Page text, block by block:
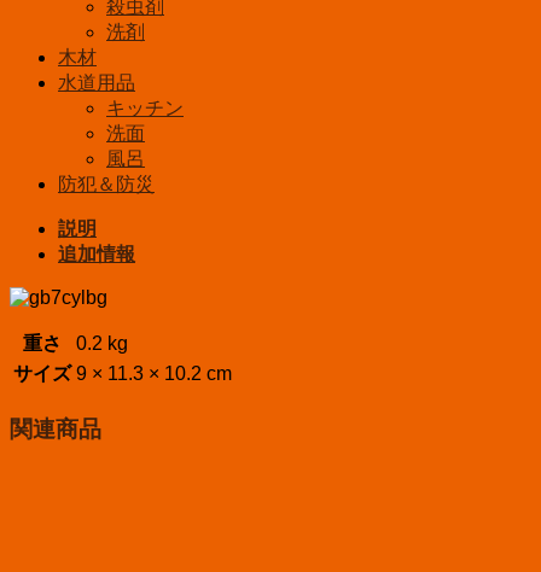
殺虫剤
洗剤
木材
水道用品
キッチン
洗面
風呂
防犯＆防災
説明
追加情報
重さ
0.2 kg
サイズ 9 × 11.3 × 10.2 cm
関連商品